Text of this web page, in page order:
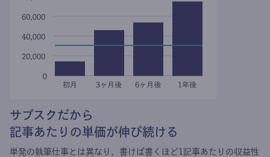
サブスクだから
記事あたりの単価が伸び続ける
単発の執筆仕事とは異なり、 書けば書くほど1記事あたりの収益性